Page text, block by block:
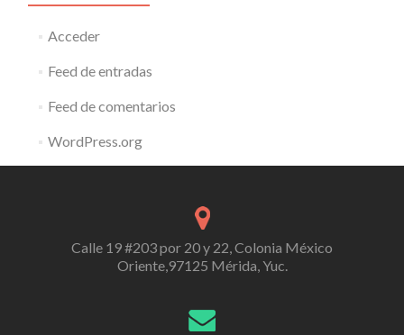
Acceder
Feed de entradas
Feed de comentarios
WordPress.org
Calle 19 #203 por 20 y 22, Colonia México
Oriente,97125 Mérida, Yuc.